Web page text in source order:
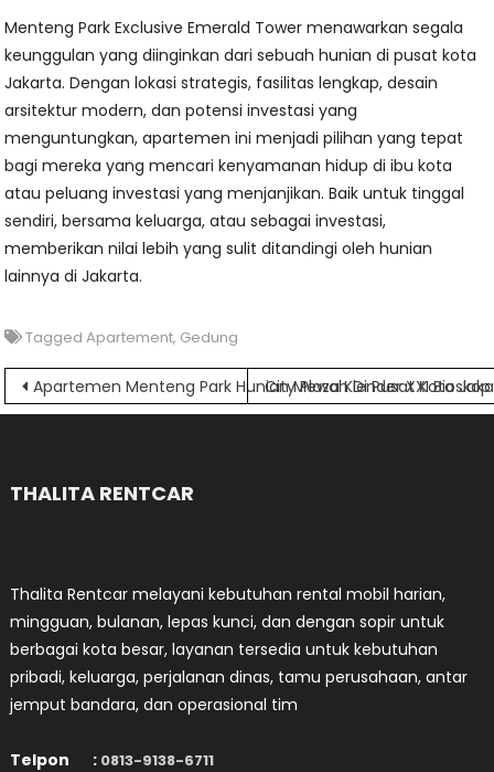
Menteng Park Exclusive Emerald Tower menawarkan segala
keunggulan yang diinginkan dari sebuah hunian di pusat kota
Jakarta. Dengan lokasi strategis, fasilitas lengkap, desain
arsitektur modern, dan potensi investasi yang
menguntungkan, apartemen ini menjadi pilihan yang tepat
bagi mereka yang mencari kenyamanan hidup di ibu kota
atau peluang investasi yang menjanjikan. Baik untuk tinggal
sendiri, bersama keluarga, atau sebagai investasi,
memberikan nilai lebih yang sulit ditandingi oleh hunian
lainnya di Jakarta.
TaggedApartement, Gedung
Navigasi
Apartemen Menteng Park Hunian Mewah Di Pusat Kota
City Plaza Klender XXI
THALITA RENTCAR
Thalita Rentcar melayani kebutuhan rental mobil harian,
mingguan, bulanan, lepas kunci, dan dengan sopir untuk
berbagai kota besar, layanan tersedia untuk kebutuhan
pribadi, keluarga, perjalanan dinas, tamu perusahaan, antar
jemput bandara, dan operasional tim
Telpon : 0813-9138-6711